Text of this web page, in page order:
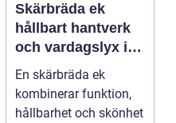
Skärbräda ek
hållbart hantverk
och vardagslyx i
köket
En skärbräda ek
kombinerar funktion,
hållbarhet och skönhet